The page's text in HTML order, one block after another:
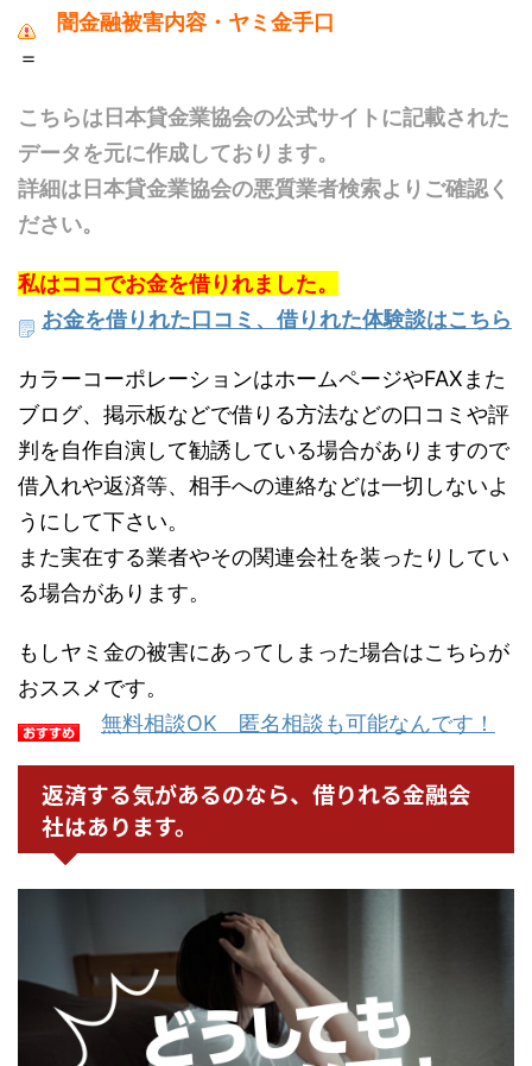
闇金融被害内容・ヤミ金手口
＝
こちらは日本貸金業協会の公式サイトに記載された
データを元に作成しております。
詳細は日本貸金業協会の悪質業者検索よりご確認く
ださい。
私はココでお金を借りれました。
お金を借りれた口コミ、借りれた体験談はこちら
カラーコーポレーションはホームページやFAXまた
ブログ、掲示板などで借りる方法などの口コミや評
判を自作自演して勧誘している場合がありますので
借入れや返済等、相手への連絡などは一切しないよ
うにして下さい。
また実在する業者やその関連会社を装ったりしてい
る場合があります。
もしヤミ金の被害にあってしまった場合はこちらが
おススメです。
無料相談OK 匿名相談も可能なんです！
返済する気があるのなら、借りれる金融会
社はあります。